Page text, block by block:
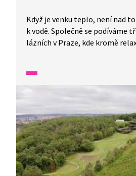
Když je venku teplo, není nad
k vodě. Společně se podíváme
lázních v Praze, kde kromě
Losiny a jako bonus je zde
Jeseníků. No, a když už budeme
podíváme se i na vodní
Za návštěvu stojí také Mělník a
největších řek v Česku Vltavy a
Seč pak nabízí kromě koupání
i hodně výletů do okolí
o techniku jsou tu prohlídky
Hučák v Hradci Králové.